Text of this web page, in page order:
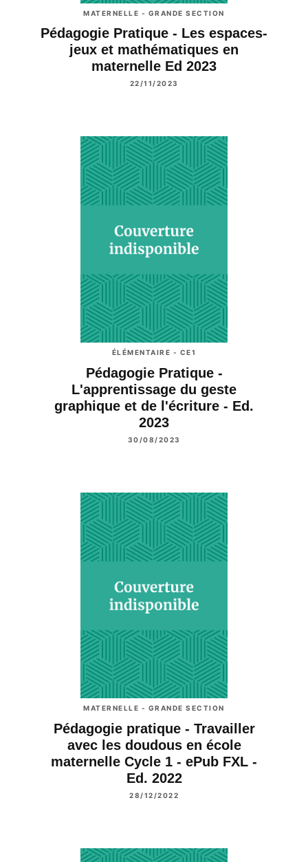
MATERNELLE - GRANDE SECTION
Pédagogie Pratique - Les espaces-
jeux et mathématiques en
maternelle Ed 2023
22/11/2023
ÉLÉMENTAIRE - CE1
Pédagogie Pratique -
L'apprentissage du geste
graphique et de l'écriture - Ed.
2023
30/08/2023
MATERNELLE - GRANDE SECTION
Pédagogie pratique - Travailler
avec les doudous en école
maternelle Cycle 1 - ePub FXL -
Ed. 2022
28/12/2022